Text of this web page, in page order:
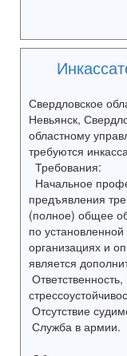
Свердловское
Невьянск,
областному
требуются
Требования:
Начальное
предъявления
(полное) общее
по
организациях и
является
Отсутствие
Служба в армии.